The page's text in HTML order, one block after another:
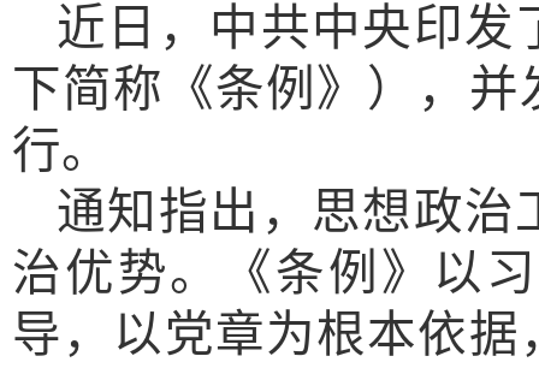
近日，中共中央印发
下简称《条例》），
行。
通知指出，思想政治
治优势。《条例》以
导，以党章为根本依